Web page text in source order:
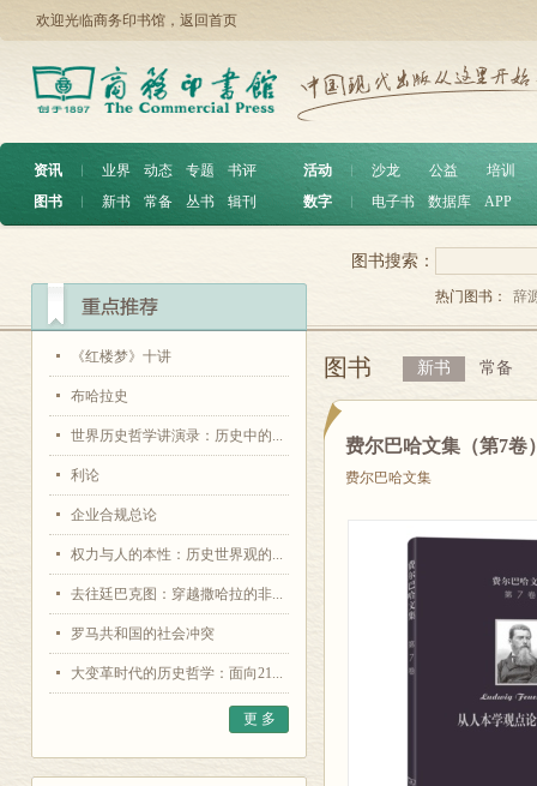
欢迎光临商务印书馆， 返回首页
资讯 ︱ 业界 动态 专题
书评
图书
︱ 新书 常备 丛书 辑刊
活动 沙龙 公益
培训
数字
电子书 数据库 APP
《红楼梦》十讲
布哈拉史
世界历史哲学讲演录：历史中的...
利论
企业合规总论
权力与人的本性：历史世界观的...
去往廷巴克图：穿越撒哈拉的非...
罗马共和国的社会冲突
大变革时代的历史哲学：面向21...
更 多
图书搜索：
热门图书： 辞
图书 新书 常备
费尔巴哈文集（第7
费尔巴哈文集